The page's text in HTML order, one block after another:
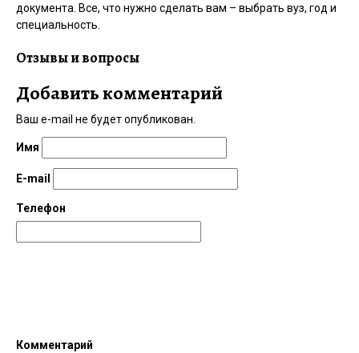
документа. Все, что нужно сделать вам – выбрать вуз, год и
специальность.
Отзывы и вопросы
Добавить комментарий
Ваш e-mail не будет опубликован.
Имя
E-mail
Телефон
Комментарий